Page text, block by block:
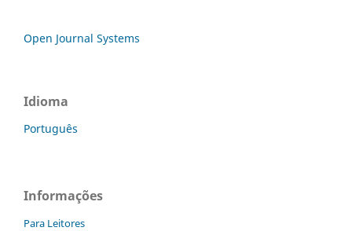
Open Journal Systems
Idioma
Português
Informações
Para Leitores